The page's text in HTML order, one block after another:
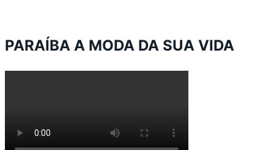
PARAÍBA A MODA DA SUA VIDA